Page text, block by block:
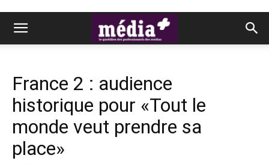
France 2 : audience
historique pour «Tout le
monde veut prendre sa
place»